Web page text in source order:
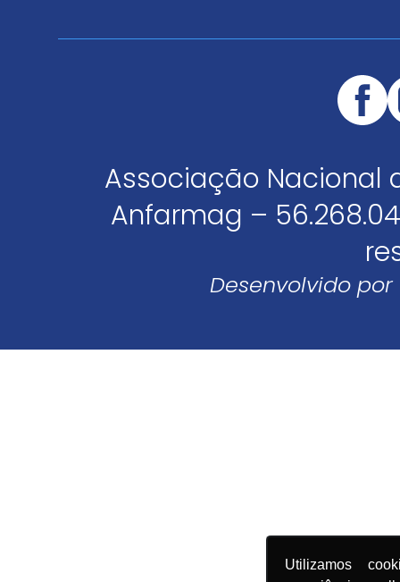
Utilizamos
Associação Nacional
Anfarmag –
Desenvolvido por